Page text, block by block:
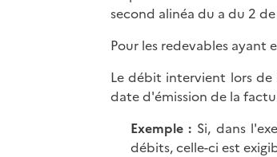
second alinéa du a du 2
Pour les redevables
Le débit intervient lors
date d'émission de la
Exemple : Si, dans
débits, celle-ci est